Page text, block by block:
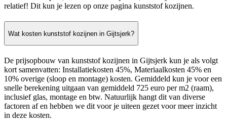
relatief! Dit kun je lezen op onze pagina kunststof kozijnen.
Wat kosten kunststof kozijnen in Gijtsjerk?
De prijsopbouw van kunststof kozijnen in Gijtsjerk kun je als volgt
kort samenvatten: Installatiekosten 45%, Materiaalkosten 45% en
10% overige (sloop en montage) kosten. Gemiddeld kun je voor een
snelle berekening uitgaan van gemiddeld 725 euro per m2 (raam),
inclusief glas, montage en btw. Natuurlijk hangt dit van diverse
factoren af en hebben we dit voor je uiteen gezet voor meer inzicht
in deze kosten.